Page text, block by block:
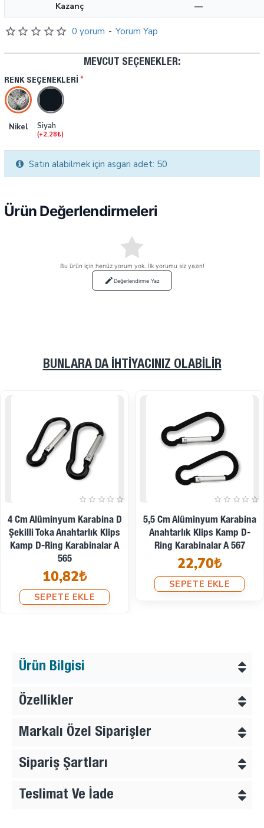
0 yorum - Yorum Yap
MEVCUT SEÇENEKLER:
RENK SEÇENEKLERI
Nikel Siyah
(+2,28₺)
Satın alabilmek için asgari adet: 50
Kazanç
—
Ürün Değerlendirmeleri
Bu ürün için henüz yorum yok. İlk yorumu siz yazın!
Değerlendirme Yaz
BUNLARA DA İHTIYACINIZ OLABILIR
4 Cm Alüminyum Karabina D
Şekilli Toka Anahtarlık Klips
Kamp D-Ring Karabinalar A
565
10,82₺
SEPETE EKLE
5,5 Cm Alüminyum Karabina
Anahtarlık Klips Kamp D-
Ring Karabinalar A 567
22,70₺
SEPETE EKLE
Ürün Bilgisi
Özellikler
Markalı Özel Siparişler
Sipariş Şartları
Teslimat Ve İade